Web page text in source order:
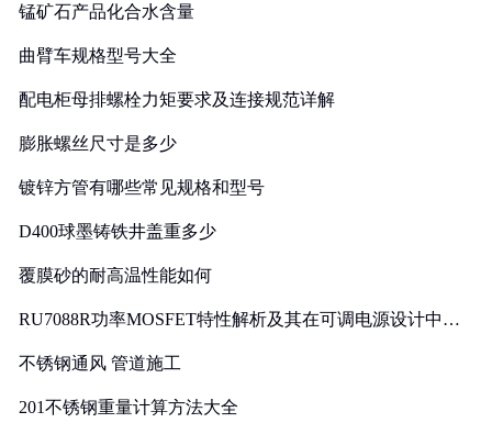
锰矿石产品化合水含量
曲臂车规格型号大全
配电柜母排螺栓力矩要求及连接规范详解
膨胀螺丝尺寸是多少
镀锌方管有哪些常见规格和型号
D400球墨铸铁井盖重多少
覆膜砂的耐高温性能如何
RU7088R功率MOSFET特性解析及其在可调电源设计中的
不锈钢通风 管道施工
201不锈钢重量计算方法大全